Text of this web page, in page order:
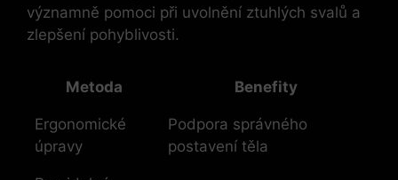
významně pomoci při uvolnění ztuhlých svalů a
zlepšení pohyblivosti.
Metoda Benefity
Ergonomické
úpravy
Podpora správného
postavení těla